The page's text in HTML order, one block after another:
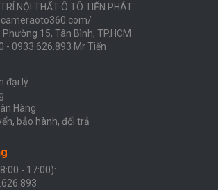
NỘI THẤT Ô TÔ TIẾN PHÁT
15, Tân Bình, TP.HCM
- 0933.626.893 Mr Tiến
đại lý
Hàng
bảo hành, đổi trả
- 17:00):